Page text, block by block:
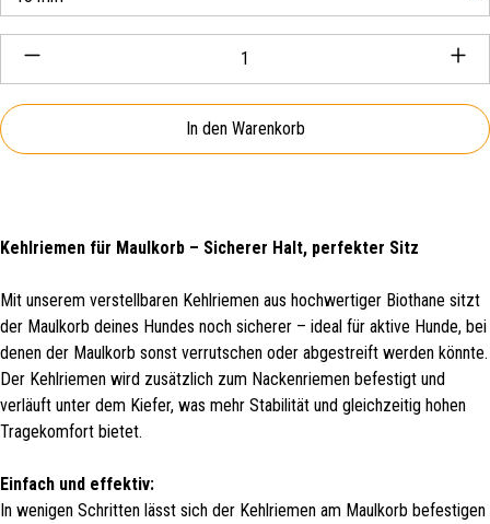
Produkt Anzahl: Gib den gewünschten Wert ein oder
In den Warenkorb
Kehlriemen für Maulkorb – Sicherer Halt, perfekter Sitz
Mit unserem verstellbaren Kehlriemen aus hochwertiger Biothane sitzt
der Maulkorb deines Hundes noch sicherer – ideal für aktive Hunde, bei
denen der Maulkorb sonst verrutschen oder abgestreift werden könnte.
Der Kehlriemen wird zusätzlich zum Nackenriemen befestigt und
verläuft unter dem Kiefer, was mehr Stabilität und gleichzeitig hohen
Tragekomfort bietet.
Einfach und effektiv:
In wenigen Schritten lässt sich der Kehlriemen am Maulkorb befestigen